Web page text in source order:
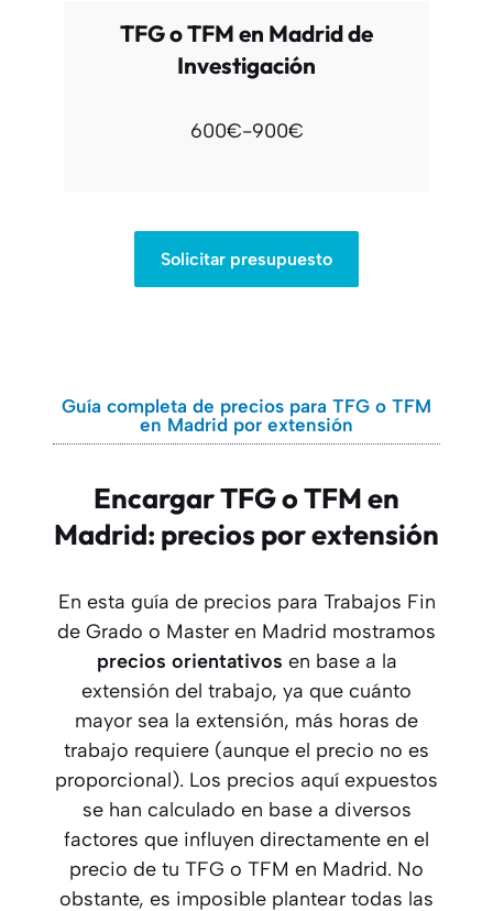
TFG o TFM en Madrid de
Investigación
600€-900€
Solicitar presupuesto
Guía completa de precios para TFG o TFM
en Madrid por extensión
Encargar TFG o TFM en
Madrid: precios por extensión
En esta guía de precios para Trabajos Fin
de Grado o Master en Madrid mostramos
precios orientativos en base a la
extensión del trabajo, ya que cuánto
mayor sea la extensión, más horas de
trabajo requiere (aunque el precio no es
proporcional). Los precios aquí expuestos
se han calculado en base a diversos
factores que influyen directamente en el
precio de tu TFG o TFM en Madrid. No
obstante, es imposible plantear todas las